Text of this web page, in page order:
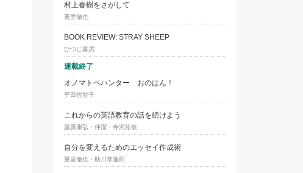
村上春樹をさがして
重里徹也
BOOK REVIEW: STRAY SHEEP
ひつじ書房
連載終了
オノマトペハンター おのはん！
平田佐智子
これからの英語教育の話を続けよう
藤原康弘・仲潔・寺沢拓敬
自分を変えるためのエッセイ作成術
重里徹也・助川幸逸郎